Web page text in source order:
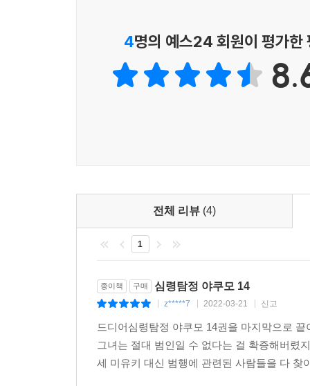
4명의 예스24 회원이 평가한
전체 리뷰 (4)
1
종이책 구매 심령탐정 야쿠모 14
z*****7 2022-03-21 신고
드디어심령탐정 야쿠모 14권을 마지막으로
그녀는 절대 범인일 수 없다는 걸 확증해버렸
세 미유키 대신 범행에 관련된 사람들을 다